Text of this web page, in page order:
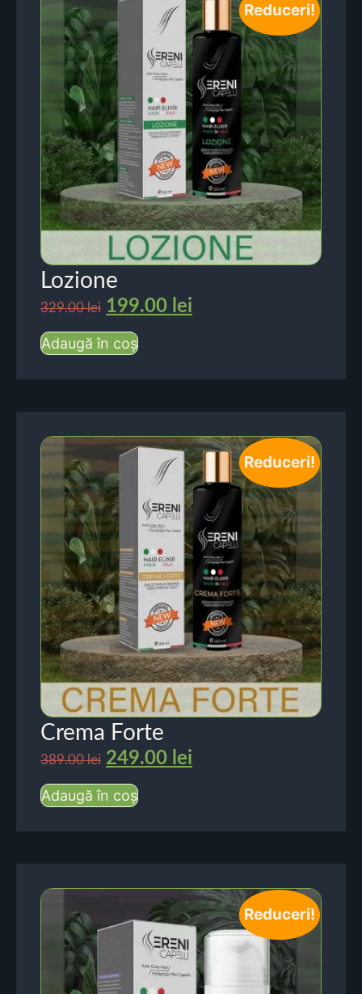
Reduceri!
Lozione
329.00lei 199.00 lei
Adaugă în coș
Reduceri!
Crema Forte
389.00lei 249.00 lei
Adaugă în coș
Reduceri!